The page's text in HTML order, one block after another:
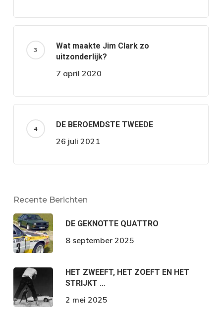
Wat maakte Jim Clark zo
uitzonderlijk?
7 april 2020
DE BEROEMDSTE TWEEDE
26 juli 2021
Recente Berichten
DE GEKNOTTE QUATTRO
8 september 2025
HET ZWEEFT, HET ZOEFT EN HET
STRIJKT …
2 mei 2025